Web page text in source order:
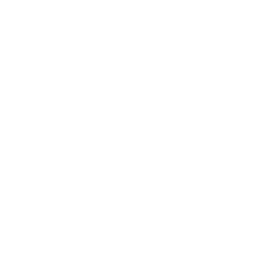
direct la receptia hotelului.
va fi achitata de catre client la receptia hotelului. Noile taxe de